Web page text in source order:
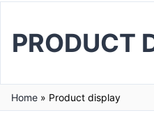
PRODUCT
Home » Product display